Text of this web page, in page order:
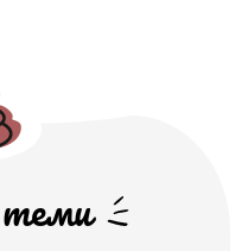
теми